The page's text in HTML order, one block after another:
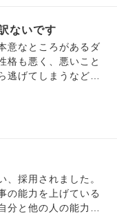
、私の今迄の信用が
来ません。 そう言
ます。言わなければ
す程の誤魔化しで
、とおっしゃられる
かないのですが…
るとうれしいです。
化しを再度確認して
ないです
意なところがあるダ
格も悪く、悪いこと
逃げてしまうなど、
りの人は優しい方が
訳なくなって、いな
、採用されました。
の能力を上げている
分と他の人の能力の